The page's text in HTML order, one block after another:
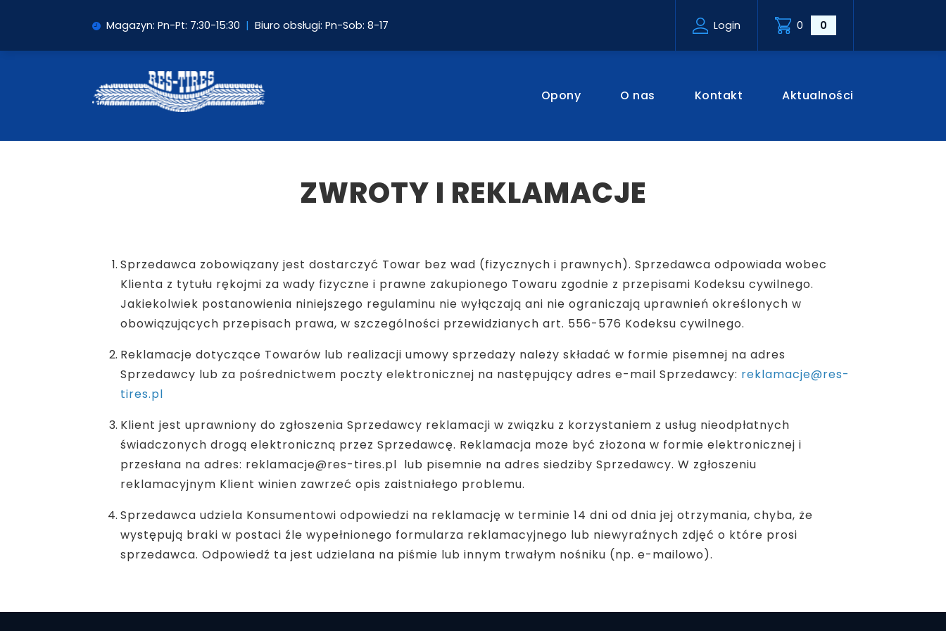
Magazyn: Pn-Pt: 7:30-15:30 | Biuro obsługi: Pn-Sob: 8-17 Login 0 0
Opony O nas Kontakt Aktualności
ZWROTY I REKLAMACJE
Sprzedawca zobowiązany jest dostarczyć Towar bez wad (fizycznych i prawnych). Sprzedawca odpowiada wobec
Klienta z tytułu rękojmi za wady fizyczne i prawne zakupionego Towaru zgodnie z przepisami Kodeksu cywilnego.
Jakiekolwiek postanowienia niniejszego regulaminu nie wyłączają ani nie ograniczają uprawnień określonych w
obowiązujących przepisach prawa, w szczególności przewidzianych art. 556-576 Kodeksu cywilnego.
Reklamacje dotyczące Towarów lub realizacji umowy sprzedaży należy składać w formie pisemnej na adres
Sprzedawcy lub za pośrednictwem poczty elektronicznej na następujący adres e-mail Sprzedawcy: reklamacje@res-
tires.pl
Klient jest uprawniony do zgłoszenia Sprzedawcy reklamacji w związku z korzystaniem z usług nieodpłatnych
świadczonych drogą elektroniczną przez Sprzedawcę. Reklamacja może być złożona w formie elektronicznej i
przesłana na adres: reklamacje@res-tires.pl lub pisemnie na adres siedziby Sprzedawcy. W zgłoszeniu
reklamacyjnym Klient winien zawrzeć opis zaistniałego problemu.
Sprzedawca udziela Konsumentowi odpowiedzi na reklamację w terminie 14 dni od dnia jej otrzymania, chyba, że
występują braki w postaci źle wypełnionego formularza reklamacyjnego lub niewyraźnych zdjęć o które prosi
sprzedawca. Odpowiedź ta jest udzielana na piśmie lub innym trwałym nośniku (np. e-mailowo).